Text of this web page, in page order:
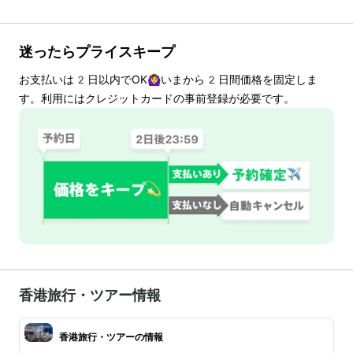
迷ったらプライスキープ
お支払いは 2 日以内でOK🙆‍♀️いまから 2 日間価格を固定しま
す。利用にはクレジットカードの事前登録が必要です。
香港旅行・ツアー情報
香港旅行・ツアーの情報